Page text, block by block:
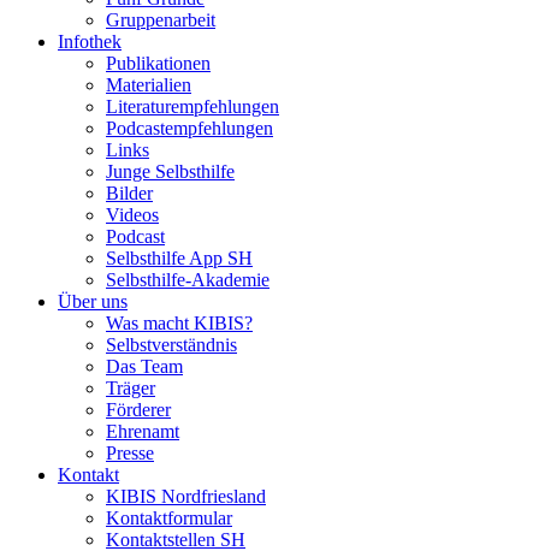
Gruppenarbeit
Infothek
Publikationen
Materialien
Literaturempfehlungen
Podcastempfehlungen
Links
Junge Selbsthilfe
Bilder
Videos
Podcast
Selbsthilfe App SH
Selbsthilfe-Akademie
Über uns
Was macht KIBIS?
Selbstverständnis
Das Team
Träger
Förderer
Ehrenamt
Presse
Kontakt
KIBIS Nordfriesland
Kontaktformular
Kontaktstellen SH